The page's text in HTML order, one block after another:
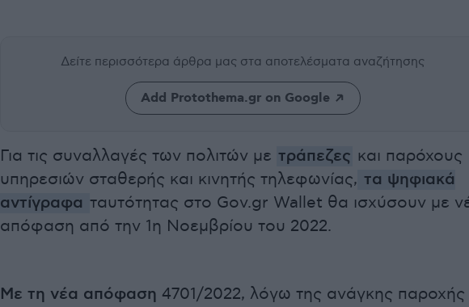
Δείτε περισσότερα άρθρα μας στα αποτελέσματα αναζήτησης
Add Protothema.gr on Google
Για τις συναλλαγές των πολιτών με τράπεζες και παρόχους
υπηρεσιών σταθερής και κινητής τηλεφωνίας, τα ψηφιακά
αντίγραφα ταυτότητας στο Gov.gr Wallet θα ισχύσουν με
απόφαση από την 1η Νοεμβρίου του 2022.
Με τη νέα απόφαση 4701/2022, λόγω της ανάγκης παροχής